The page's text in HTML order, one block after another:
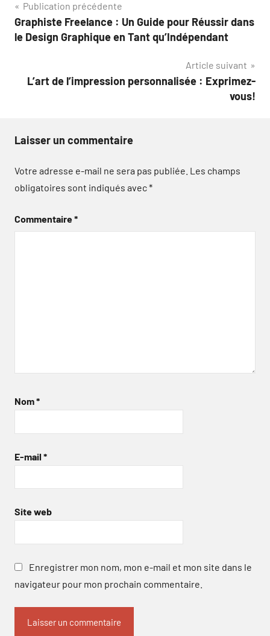
Navigation
de
Publication précédente
Graphiste Freelance : Un Guide pour Réussir dans
le Design Graphique en Tant qu’Indépendant
Article suivant
L’art de l’impression personnalisée : Exprimez-
vous!
Laisser un commentaire
Votre adresse e-mail ne sera pas publiée. Les champs
obligatoires sont indiqués avec*
Commentaire*
Nom*
E-mail *
Site web
Enregistrer mon nom, mon e-mail et mon site dans le
navigateur pour mon prochain commentaire.